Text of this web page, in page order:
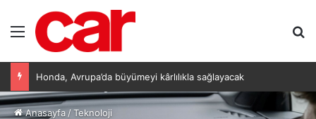
Menü
Honda, Avrupa’da büyümeyi kârlılıkla sağlayacak
Anasayfa /Teknoloji